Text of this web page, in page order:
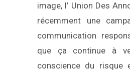
image, l’ Union Des
récemment une
communication
que ça continue à
conscience du risque